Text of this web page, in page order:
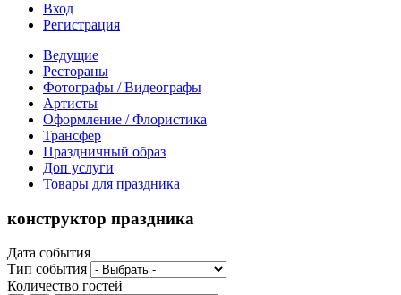
Вход
Регистрация
Ведущие
Рестораны
Фотографы / Видеографы
Артисты
Оформление / Флористика
Трансфер
Праздничный образ
Доп услуги
Товары для праздника
конструктор праздника
Дата события
Тип события
Количество гостей